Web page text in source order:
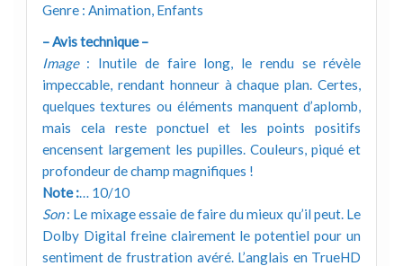
Genre : Animation, Enfants
– Avis technique –
Image: Inutile de faire long, le rendu se révèle
impeccable, rendant honneur à chaque plan. Certes,
quelques textures ou éléments manquent d’aplomb,
mais cela reste ponctuel et les points positifs
encensent largement les pupilles. Couleurs, piqué et
profondeur de champ magnifiques !
Note :… 10/10
Son: Le mixage essaie de faire du mieux qu’il peut. Le
Dolby Digital freine clairement le potentiel pour un
sentiment de frustration avéré. L’anglais en TrueHD